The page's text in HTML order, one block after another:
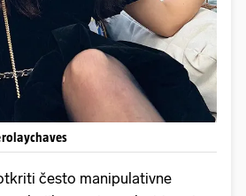
često manipulativne